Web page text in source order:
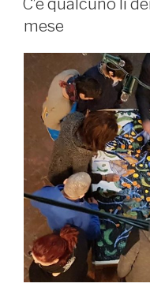
C’è qualcuno lì
mese